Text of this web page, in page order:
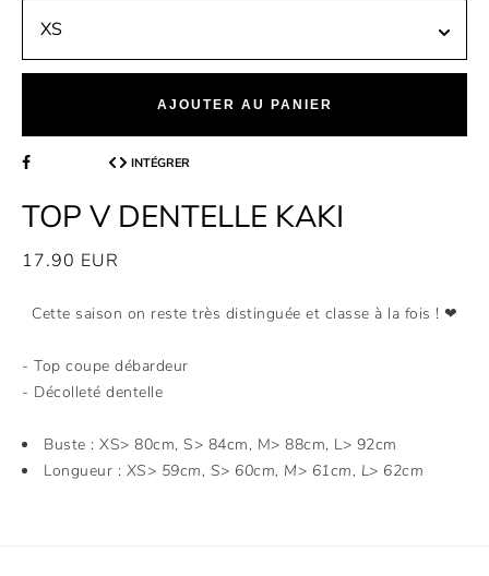
AJOUTER AU PANIER
INTÉGRER
TOP V DENTELLE KAKI
17.90 EUR
Cette saison on reste très distinguée et classe à la fois ! ❤
- Top coupe débardeur
- Décolleté dentelle
Buste : XS> 80cm, S> 84cm, M> 88cm, L> 92cm
Longueur : XS> 59cm, S> 60cm, M> 61cm, L> 62cm